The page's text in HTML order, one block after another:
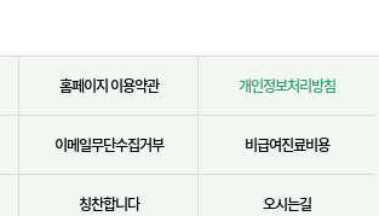
홈페이지 이용약관 개인정보처리방침
이메일무단수집거부 비급여진료비용
칭찬합니다 오시는길